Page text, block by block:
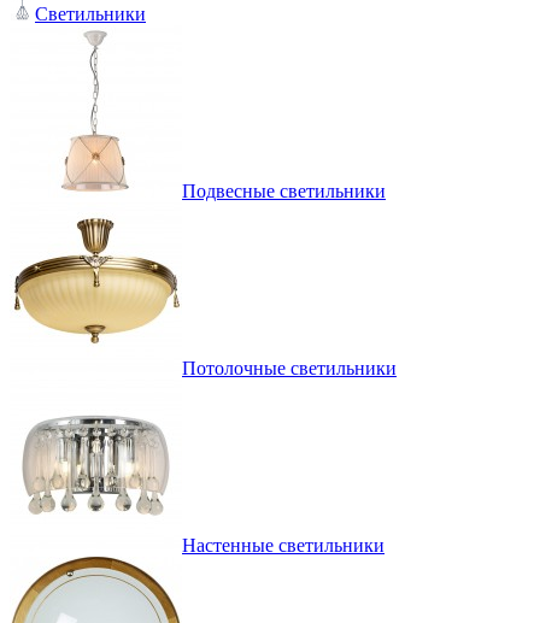
Светильники
Подвесные светильники
Потолочные светильники
Настенные светильники